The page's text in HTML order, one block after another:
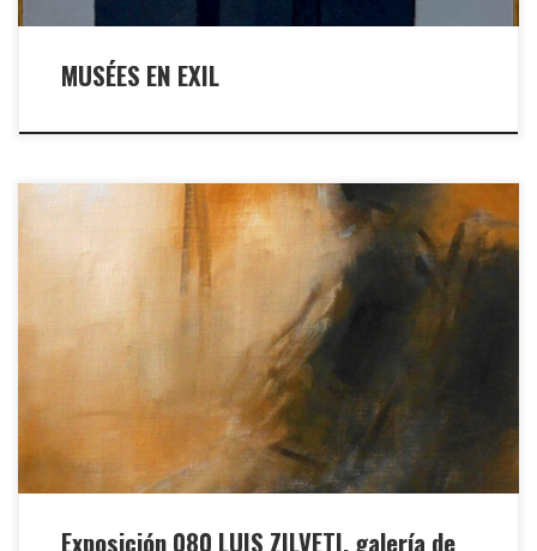
MUSÉES EN EXIL
…la pintura hacia su esencia elemental… Galería de arte
ALTAMIRALa Paz: San Miguel, bloque m-4, calle José María Zalles
834. Tel. 2796454.Santa Cruz: Hotel Camino Real – Av. San Martín y
4to Anillo, Equipetrol Norte – Tel. 75666001. Luis Zilveti nació en La
Paz, Bolivia, en 1941. Pintor y muralista. […]
Exposición 080 LUIS ZILVETI, galería de